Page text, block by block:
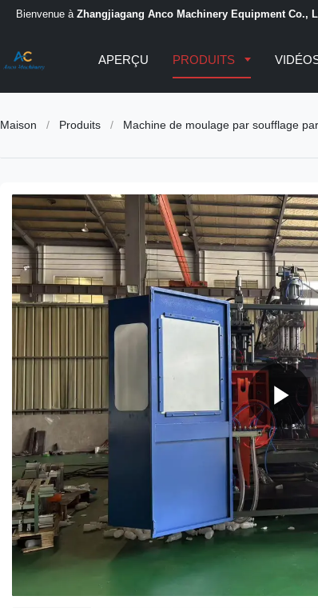
Bienvenue à Zhangjiagang Anco Machinery Equipment Co.,
APERÇU PRODUITS
Maison / Produits / Machine de moulage par soufflage